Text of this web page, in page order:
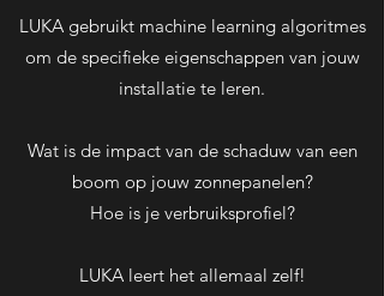
LUKA gebruikt machine learning algoritmes
om de specifieke eigenschappen van jouw
installatie te leren.
Wat is de impact van de schaduw van een
boom op jouw zonnepanelen?
Hoe is je verbruiksprofiel?
LUKA leert het allemaal zelf!